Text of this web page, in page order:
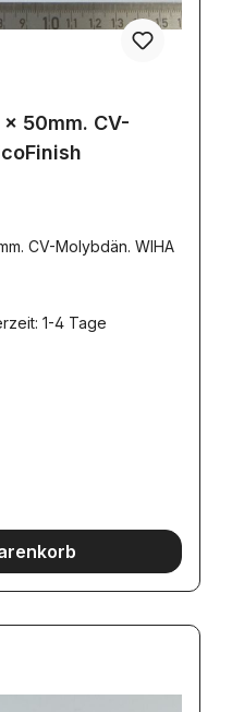
x 50mm. CV-
Molybdän. WIHA
1-4 Tage